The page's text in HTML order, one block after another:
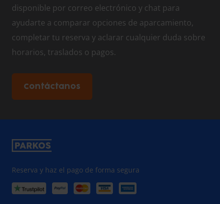
disponible por correo electrónico y chat para
ayudarte a comparar opciones de aparcamiento,
completar tu reserva y aclarar cualquier duda sobre
horarios, traslados o pagos.
Contáctanos
Reserva y haz el pago de forma segura